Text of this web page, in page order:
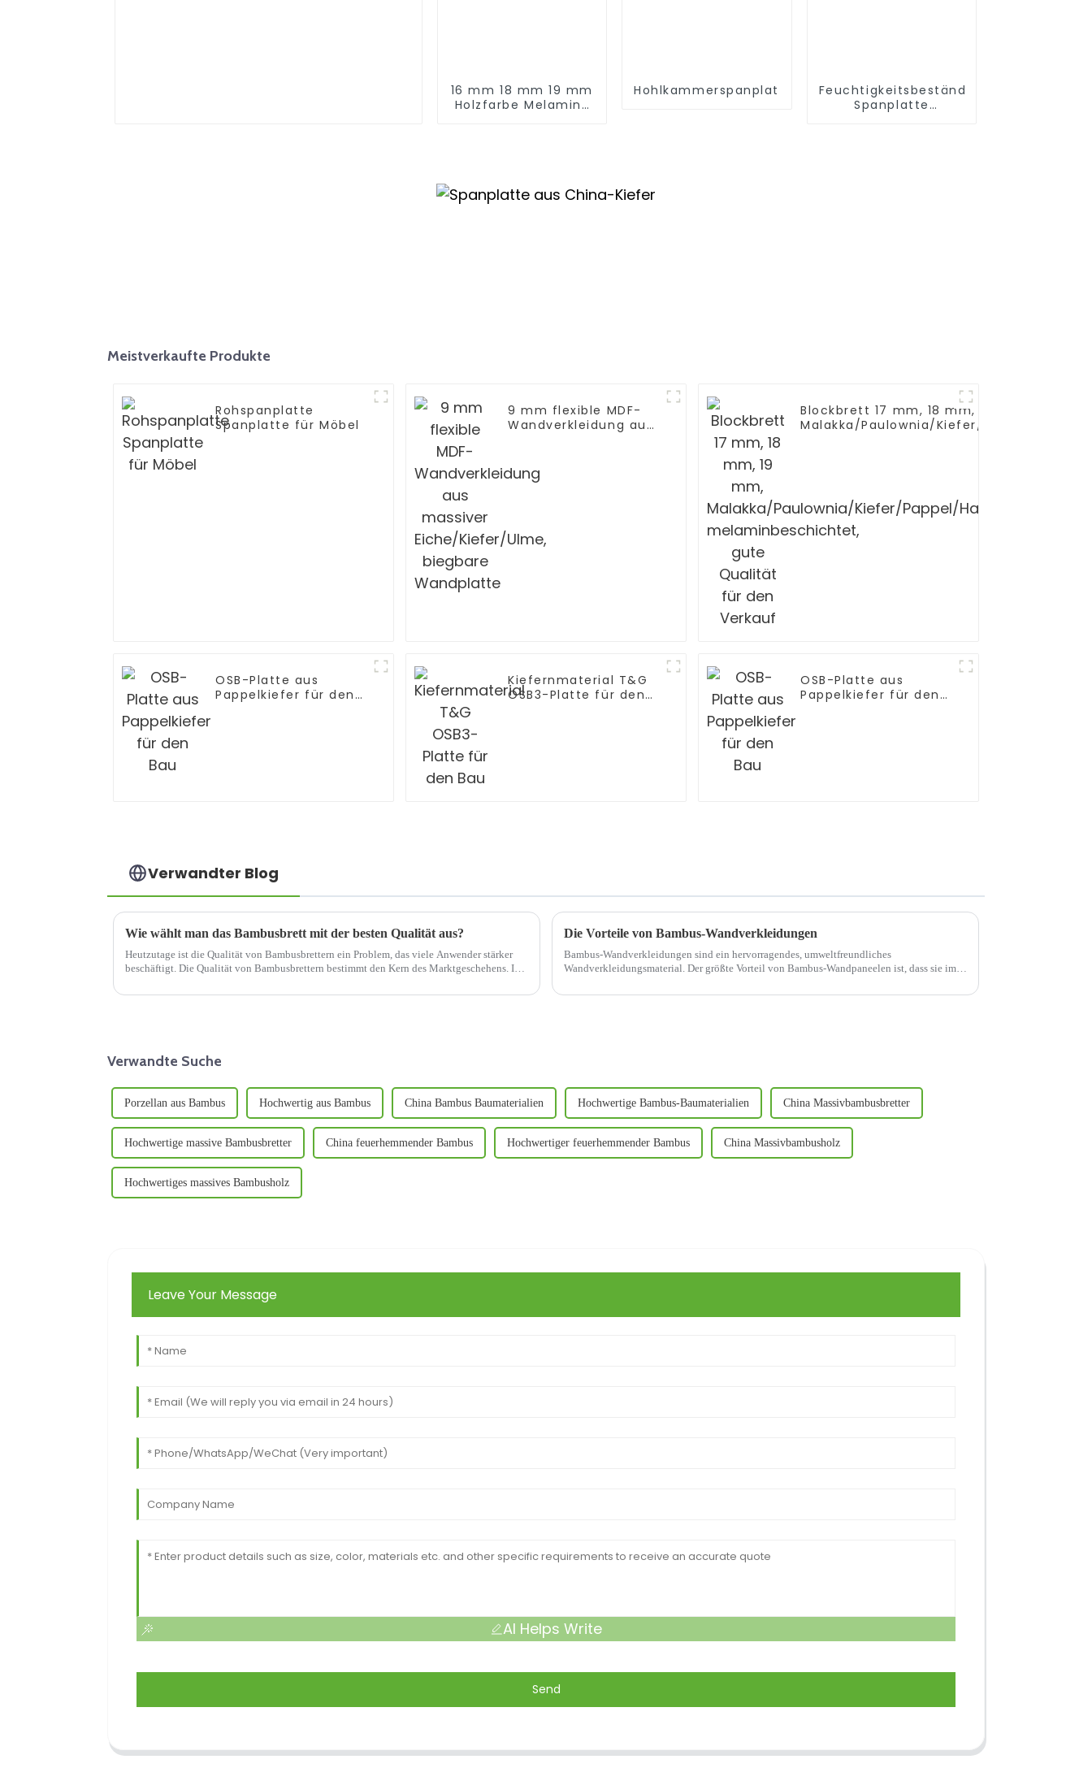
16 mm 18 mm 19 mm
Holzfarbe Melamin-
Hohlkammerspanplatte
Feuchtigkeitsbeständige
Spanplatte
Meistverkaufte Produkte
Rohspanplatte
Spanplatte für Möbel
9 mm flexible MDF-
Wandverkleidung aus
biegbare Wandplatte
Blockbrett 17 mm, 18 mm, 19 mm,
Malakka/Paulownia/Kiefer/Pappel/
OSB-Platte aus
Pappelkiefer für den
Kiefernmaterial T&G
OSB3-Platte für den
OSB-Platte aus
Pappelkiefer für den
Verwandter Blog
Wie wählt man das Bambusbrett mit der besten Qualität aus?
Heutzutage ist die Qualität von Bambusbrettern ein Problem, das viele Anwender stärker
beschäftigt. Die Qualität von Bambusbrettern bestimmt den Kern des Marktgeschehens. Im
Die Vorteile von Bambus-Wandverkleidungen
Bambus-Wandverkleidungen sind ein hervorragendes, umweltfreundliches
Wandverkleidungsmaterial. Der größte Vorteil von Bambus-Wandpaneelen ist, dass sie im
Verwandte Suche
Porzellan aus Bambus Hochwertig aus Bambus China Bambus Baumaterialien Hochwertige Bambus-Baumaterialien China Massivbambusbretter
Hochwertige massive Bambusbretter China feuerhemmender Bambus Hochwertiger feuerhemmender Bambus China Massivbambusholz
Hochwertiges massives Bambusholz
Leave Your Message
AI Helps Write
Send